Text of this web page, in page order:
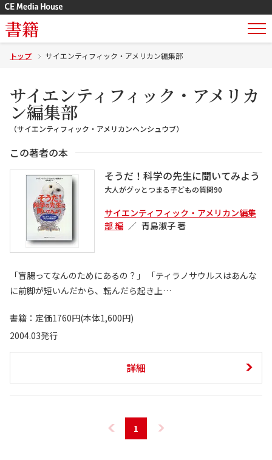
書籍
トップ サイエンティフィック・アメリカン編集部
サイエンティフィック・アメリカ
ン編集部
（サイエンティフィック・アメリカンヘンシュウブ）
この著者の本
そうだ！科学の先生に聞いてみよう
大人がグッとつまる子どもの質問90
サイエンティフィック・アメリカン編集
部 編
青島淑子 著
「盲腸ってなんのためにあるの？」 「ティラノサウルスはあんな
に前脚が短いんだから、転んだら起き上…
書籍：定価1760円(本体1,600円)
2004.03発行
詳細
1